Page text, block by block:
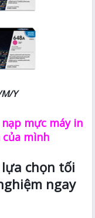
Y
mực máy in
mình
chọn tối
ngay